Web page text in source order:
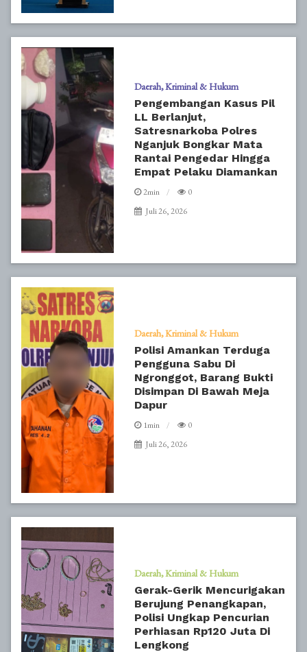
Daerah Kriminal & Hukum
Pengembangan Kasus Pil
LL Berlanjut,
Satresnarkoba Polres
Nganjuk Bongkar Mata
Rantai Pengedar Hingga
Empat Pelaku Diamankan
2min
0
Juli 26, 2026
Daerah Kriminal & Hukum
Polisi Amankan Terduga
Pengguna Sabu Di
Ngronggot, Barang Bukti
Disimpan Di Bawah Meja
Dapur
1min
0
Juli 26, 2026
Daerah Kriminal & Hukum
Gerak-Gerik Mencurigakan
Berujung Penangkapan,
Polisi Ungkap Pencurian
Perhiasan Rp120 Juta Di
Lengkong